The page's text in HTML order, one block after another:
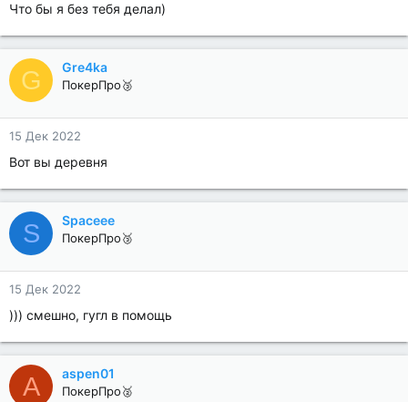
Что бы я без тебя делал)
G Gre4ka
ПокерПро🥉
15 Дек 2022
Вот вы деревня
S Spaceee
ПокерПро🥉
15 Дек 2022
))) смешно, гугл в помощь
A aspen01
ПокерПро🥈